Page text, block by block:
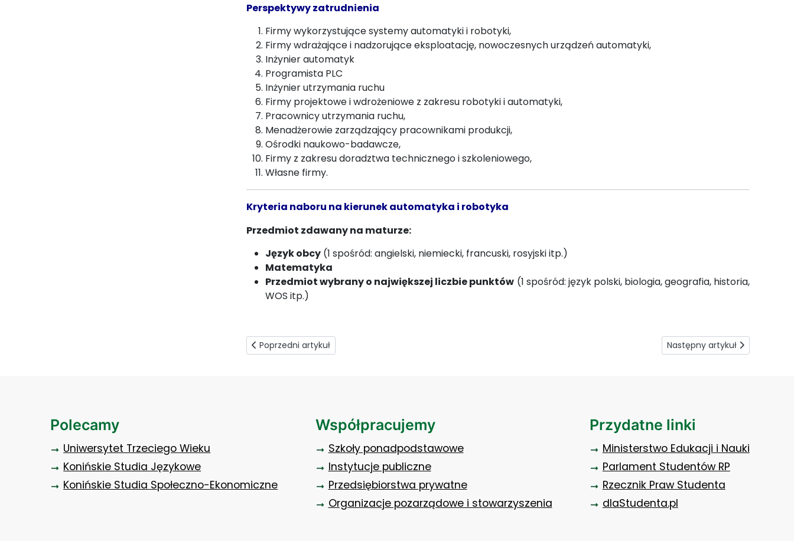
Perspektywy zatrudnienia
Firmy wykorzystujące systemy automatyki i robotyki,
Firmy wdrażające i nadzorujące eksploatację, nowoczesnych urządzeń automatyki,
Inżynier automatyk
Programista PLC
Inżynier utrzymania ruchu
Firmy projektowe i wdrożeniowe z zakresu robotyki i automatyki,
Pracownicy utrzymania ruchu,
Menadżerowie zarządzający pracownikami produkcji,
Ośrodki naukowo-badawcze,
Firmy z zakresu doradztwa technicznego i szkoleniowego,
Własne firmy.
Kryteria naboru na kierunek automatyka i robotyka
Przedmiot zdawany na maturze:
Język obcy (1 spośród: angielski, niemiecki, francuski, rosyjski itp.)
Matematyka
Przedmiot wybrany o największej liczbie punktów (1 spośród: język polski, biologia, geografia, historia,
WOS itp.)
Poprzedni artykuł: Kontakt
Poprzedni artykuł Następny artykuł: Kierunki
Następny artykuł
Polecamy
Uniwersytet Trzeciego Wieku
Konińskie Studia Językowe
Konińskie Studia Społeczno-Ekonomiczne
Współpracujemy
Szkoły ponadpodstawowe
Instytucje publiczne
Przedsiębiorstwa prywatne
Organizacje pozarządowe i stowarzyszenia
Przydatne linki
Ministerstwo Edukacji i Nauki
Parlament Studentów RP
Rzecznik Praw Studenta
dlaStudenta.pl